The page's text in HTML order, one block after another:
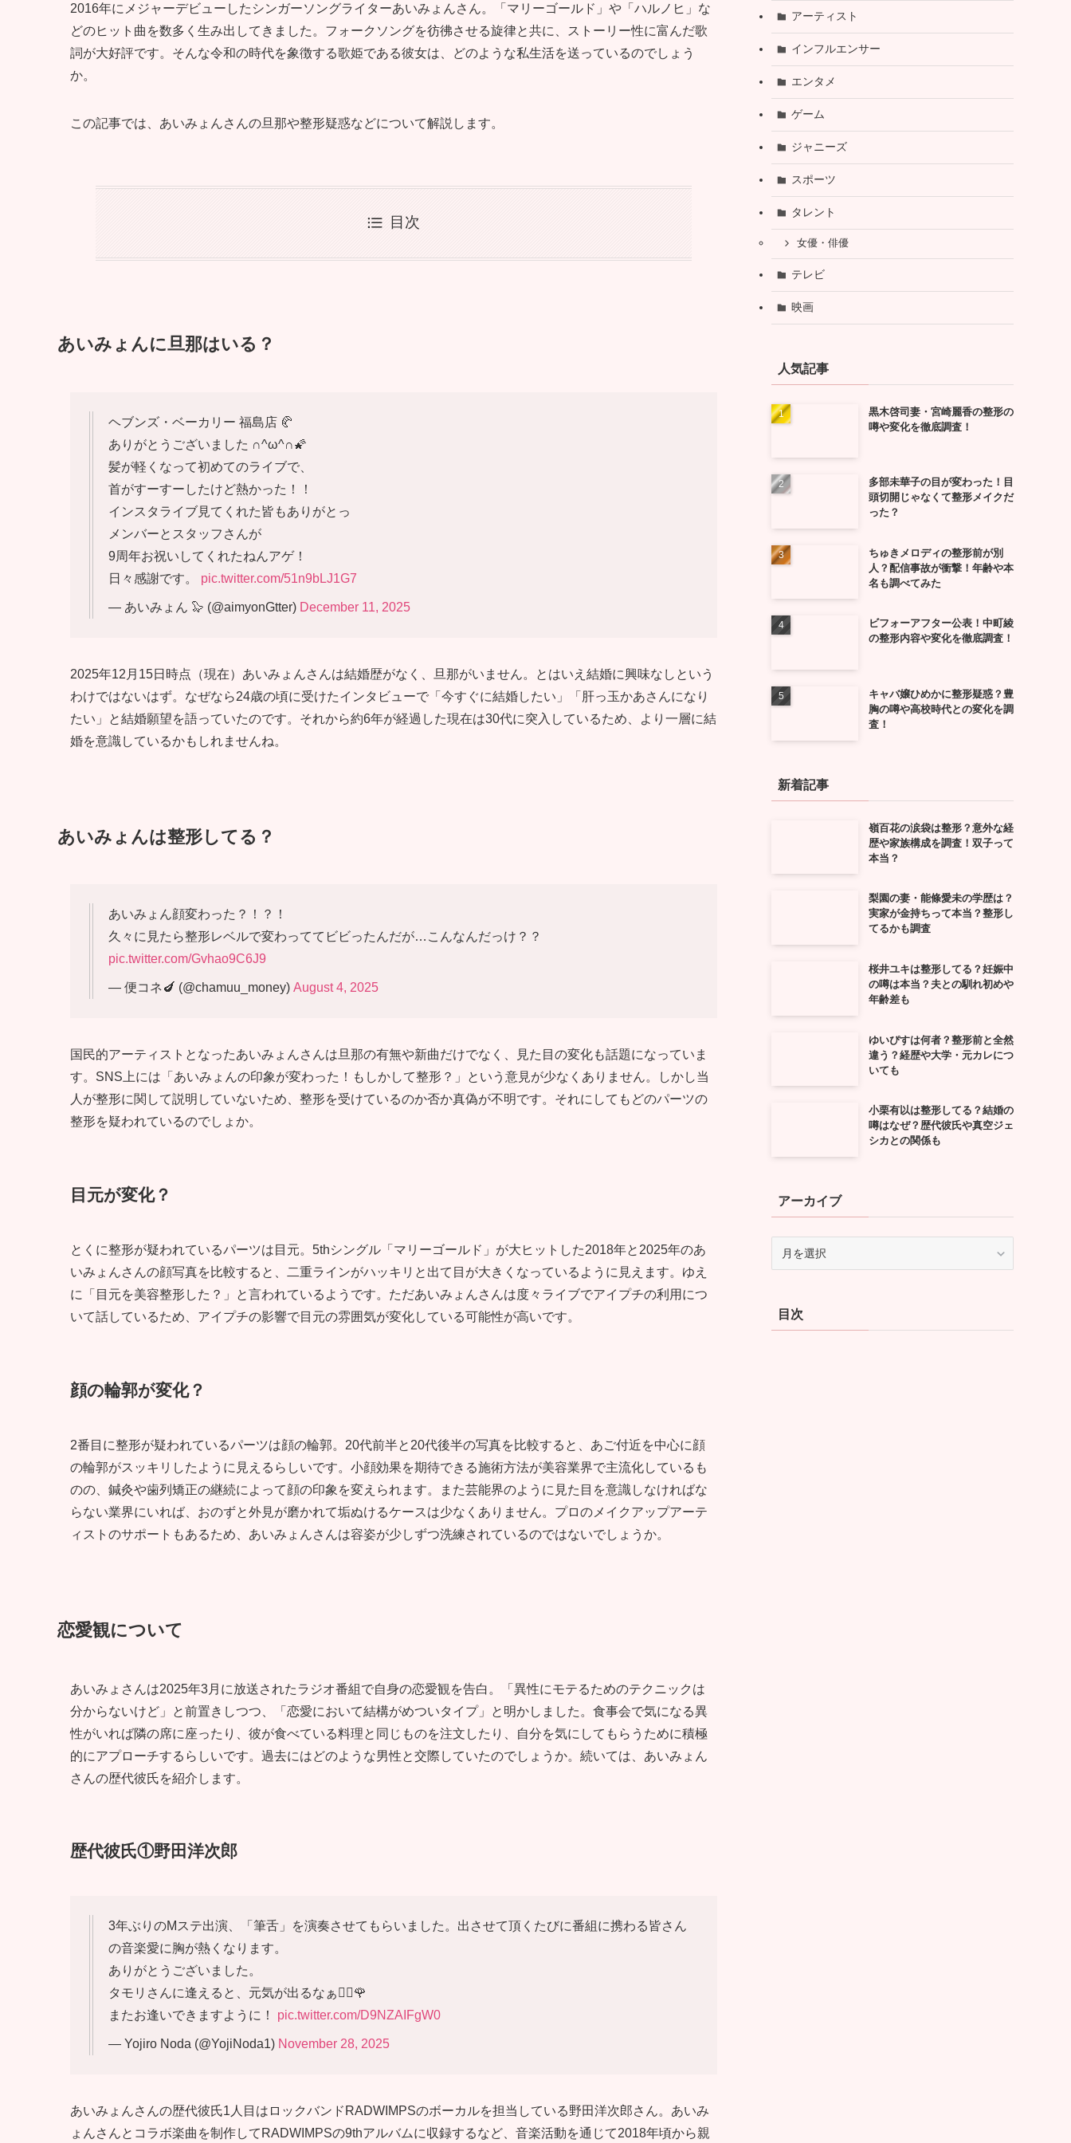
2016年にメジャーデビューしたシンガーソングライターあいみょんさん。「マリーゴールド」や「ハルノヒ」な
どのヒット曲を数多く生み出してきました。フォークソングを彷彿させる旋律と共に、ストーリー性に富んだ歌
詞が大好評です。そんな令和の時代を象徴する歌姫である彼女は、どのような私生活を送っているのでしょう
か。
この記事では、あいみょんさんの旦那や整形疑惑などについて解説します。
目次
あいみょんに旦那はいる？
ヘブンズ・ベーカリー 福島店 🥐
ありがとうございました ∩^ω^∩🌠
髪が軽くなって初めてのライブで、
首がすーすーしたけど熱かった！！
インスタライブ見てくれた皆もありがとっ
メンバーとスタッフさんが
9周年お祝いしてくれたねんアゲ！
日々感謝です。 pic.twitter.com/51n9bLJ1G7
— あいみょん 🦭 (@aimyonGtter) December 11, 2025
2025年12月15日時点（現在）あいみょんさんは結婚歴がなく、旦那がいません。とはいえ結婚に興味なしという
わけではないはず。なぜなら24歳の頃に受けたインタビューで「今すぐに結婚したい」「肝っ玉かあさんになり
たい」と結婚願望を語っていたのです。それから約6年が経過した現在は30代に突入しているため、より一層に結
婚を意識しているかもしれませんね。
あいみょんは整形してる？
あいみょん顔変わった？！？！
久々に見たら整形レベルで変わっててビビったんだが…こんなんだっけ？？
pic.twitter.com/Gvhao9C6J9
— 便コネ🍆 (@chamuu_money) August 4, 2025
国民的アーティストとなったあいみょんさんは旦那の有無や新曲だけでなく、見た目の変化も話題になっていま
す。SNS上には「あいみょんの印象が変わった！もしかして整形？」という意見が少なくありません。しかし当
人が整形に関して説明していないため、整形を受けているのか否か真偽が不明です。それにしてもどのパーツの
整形を疑われているのでしょか。
目元が変化？
とくに整形が疑われているパーツは目元。5thシングル「マリーゴールド」が大ヒットした2018年と2025年のあ
いみょんさんの顔写真を比較すると、二重ラインがハッキリと出て目が大きくなっているように見えます。ゆえ
に「目元を美容整形した？」と言われているようです。ただあいみょんさんは度々ライブでアイプチの利用につ
いて話しているため、アイプチの影響で目元の雰囲気が変化している可能性が高いです。
顔の輪郭が変化？
2番目に整形が疑われているパーツは顔の輪郭。20代前半と20代後半の写真を比較すると、あご付近を中心に顔
の輪郭がスッキリしたように見えるらしいです。小顔効果を期待できる施術方法が美容業界で主流化しているも
のの、鍼灸や歯列矯正の継続によって顔の印象を変えられます。また芸能界のように見た目を意識しなければな
らない業界にいれば、おのずと外見が磨かれて垢ぬけるケースは少なくありません。プロのメイクアップアーテ
ィストのサポートもあるため、あいみょんさんは容姿が少しずつ洗練されているのではないでしょうか。
恋愛観について
あいみょさんは2025年3月に放送されたラジオ番組で自身の恋愛観を告白。「異性にモテるためのテクニックは
分からないけど」と前置きしつつ、「恋愛において結構がめついタイプ」と明かしました。食事会で気になる異
性がいれば隣の席に座ったり、彼が食べている料理と同じものを注文したり、自分を気にしてもらうために積極
的にアプローチするらしいです。過去にはどのような男性と交際していたのでしょうか。続いては、あいみょん
さんの歴代彼氏を紹介します。
歴代彼氏①野田洋次郎
3年ぶりのMステ出演、「筆舌」を演奏させてもらいました。出させて頂くたびに番組に携わる皆さん
の音楽愛に胸が熱くなります。
ありがとうございました。
タモリさんに逢えると、元気が出るなぁ🙂‍↕️🌹
またお逢いできますように！ pic.twitter.com/D9NZAIFgW0
— Yojiro Noda (@YojiNoda1) November 28, 2025
あいみょんさんの歴代彼氏1人目はロックバンドRADWIMPSのボーカルを担当している野田洋次郎さん。あいみ
ょんさんとコラボ楽曲を制作してRADWIMPSの9thアルバムに収録するなど、音楽活動を通じて2018年頃から親
アーティスト
インフルエンサー
エンタメ
ゲーム
ジャニーズ
スポーツ
タレント
女優・俳優
テレビ
映画
人気記事
黒木啓司妻・宮崎麗香の整形の
噂や変化を徹底調査！
多部未華子の目が変わった！目
頭切開じゃなくて整形メイクだ
った？
ちゅきメロディの整形前が別
人？配信事故が衝撃！年齢や本
名も調べてみた
ビフォーアフター公表！中町綾
の整形内容や変化を徹底調査！
キャバ嬢ひめかに整形疑惑？豊
胸の噂や高校時代との変化を調
査！
新着記事
嶺百花の涙袋は整形？意外な経
歴や家族構成を調査！双子って
本当？
梨園の妻・能條愛未の学歴は？
実家が金持ちって本当？整形し
てるかも調査
桜井ユキは整形してる？妊娠中
の噂は本当？夫との馴れ初めや
年齢差も
ゆいぴすは何者？整形前と全然
違う？経歴や大学・元カレにつ
いても
小栗有以は整形してる？結婚の
噂はなぜ？歴代彼氏や真空ジェ
シカとの関係も
アーカイブ
ブ目次